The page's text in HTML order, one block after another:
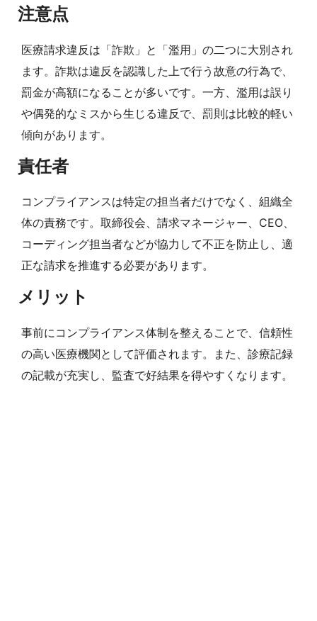
注意点
医療請求違反は「詐欺」と「濫用」の二つに大別され
ます。詐欺は違反を認識した上で行う故意の行為で、
罰金が高額になることが多いです。一方、濫用は誤り
や偶発的なミスから生じる違反で、罰則は比較的軽い
傾向があります。
責任者
コンプライアンスは特定の担当者だけでなく、組織全
体の責務です。取締役会、請求マネージャー、CEO、
コーディング担当者などが協力して不正を防止し、適
正な請求を推進する必要があります。
メリット
事前にコンプライアンス体制を整えることで、信頼性
の高い医療機関として評価されます。また、診療記録
の記載が充実し、監査で好結果を得やすくなります。